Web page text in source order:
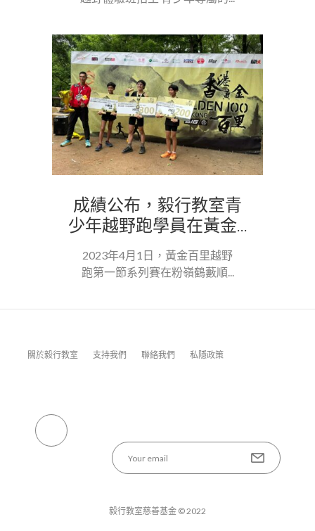
成績公布，毅行教室青
少年越野跑學員在黃金...
2023年4月1日，黃金百里越野
跑第一節系列賽在粉嶺鶴藪順...
關於毅行教室 支持我們 聯絡我們 私隱政策
毅行教室慈善基金 © 2022